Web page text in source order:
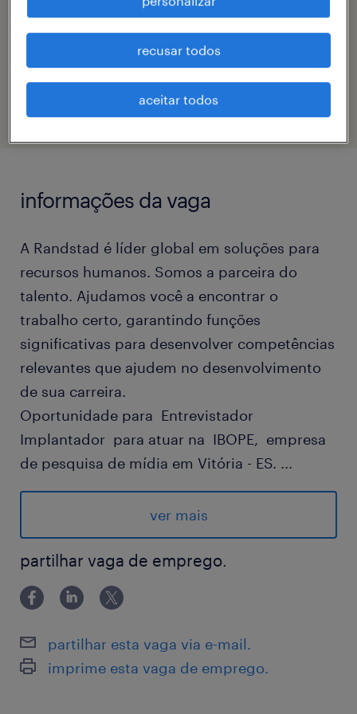
nathalia goncalves bezerra
eTalent_JP-183420
informações da vaga
A Randstad é líder global em soluções para
recursos humanos. Somos a parceira do
talento. Ajudamos você a encontrar o
trabalho certo, garantindo funções
significativas para desenvolver competências
relevantes que ajudem no desenvolvimento
de sua carreira.
Oportunidade para Entrevistador
Implantador para atuar na IBOPE, empresa
de pesquisa de mídia em Vitória - ES. ...
Vaga Efetiva
Salário : R$ 1.930,00
Horário: 09:00 às 18:00 - Escala 5x2 -
segunda a sexta
Benefícios:
Assistência médica e Assistência
Seguro de vida
veículo da empresa
ver mais
partilhar vaga de emprego.
partilhar esta vaga via e-mail.
imprime esta vaga de emprego.
recusar todos
aceitar todos